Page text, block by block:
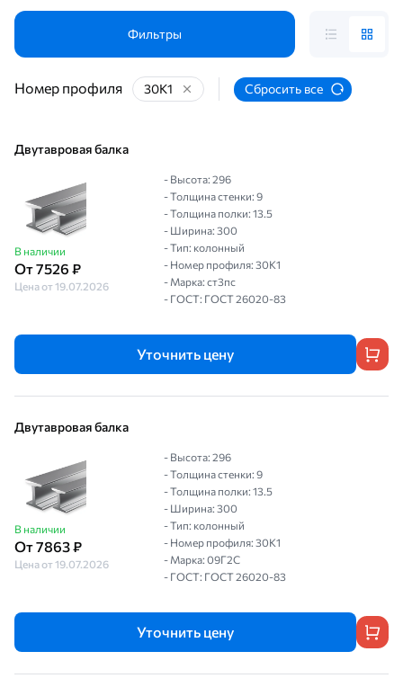
Фильтры
Номер профиля 30К1 Сбросить все
Двутавровая балка
В наличии
От 7526 ₽
Цена от 19.07.2026
- Высота: 296
- Толщина стенки: 9
- Толщина полки: 13.5
- Ширина: 300
- Тип: колонный
- Номер профиля: 30К1
- Марка: ст3пс
- ГОСТ: ГОСТ 26020-83
Уточнить цену
Двутавровая балка
В наличии
От 7863 ₽
Цена от 19.07.2026
- Высота: 296
- Толщина стенки: 9
- Толщина полки: 13.5
- Ширина: 300
- Тип: колонный
- Номер профиля: 30К1
- Марка: 09Г2С
- ГОСТ: ГОСТ 26020-83
Уточнить цену